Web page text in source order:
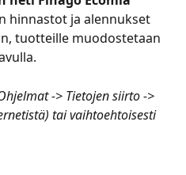
hinnastot ja alennukset
tuotteille muodostetaan
-> Tietojen siirto ->
tai vaihtoehtoisesti